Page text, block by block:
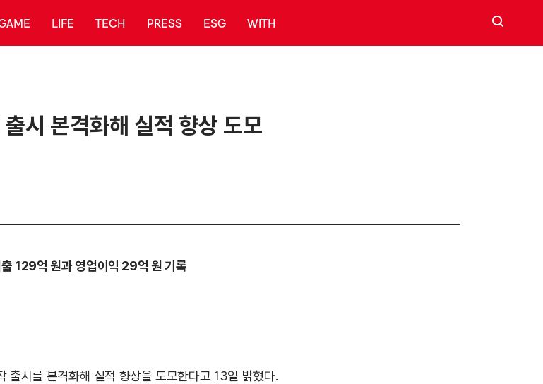
LIFE TECH PRESS ESG WITH 검색
시 본격화해 실적 향상 도모
129억 원과 영업이익 29억 원 기록
시를 본격화해 실적 향상을 도모한다고 13일 밝혔다.